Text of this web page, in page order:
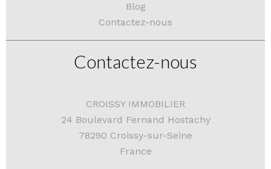
Blog
Contactez-nous
Contactez-nous
CROISSY IMMOBILIER
24 Boulevard Fernand Hostachy
78290 Croissy-sur-Seine
France